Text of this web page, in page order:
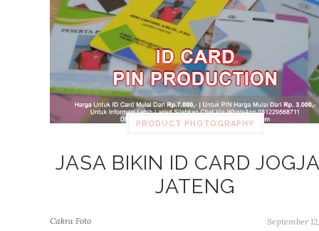
PRODUCT PHOTOGRAPHY
JASA BIKIN ID CARD
JATENG
Cakra Foto September